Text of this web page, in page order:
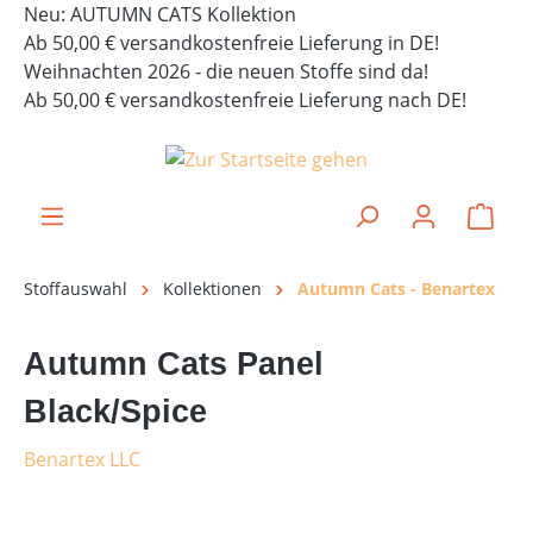
springen
Neu: AUTUMN CATS Kollektion
Ab 50,00 € versandkostenfreie Lieferung in DE!
Weihnachten 2026 - die neuen Stoffe sind da!
Ab 50,00 € versandkostenfreie Lieferung nach DE!
Stoffauswahl Kollektionen Autumn Cats - Benartex
Autumn Cats Panel
Black/Spice
Benartex LLC